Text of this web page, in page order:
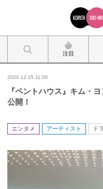
注目
2020.12.15 11:00
『ペントハウス』キム・
公開！
エンタメ アーティスト ド